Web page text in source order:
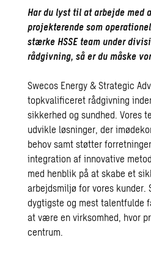
Har du lyst til at arbejde med
projekterende som
stærke HSSE team under
rådgivning, så er du måske
Swecos Energy & Strategic
topkvalificeret rådgivning
sikkerhed og sundhed. Vores
udvikle løsninger, der
behov samt støtter
integration af innovative
med henblik på at skabe et
arbejdsmiljø for vores
dygtigste og mest talentfulde
at være en virksomhed, hvor
centrum.